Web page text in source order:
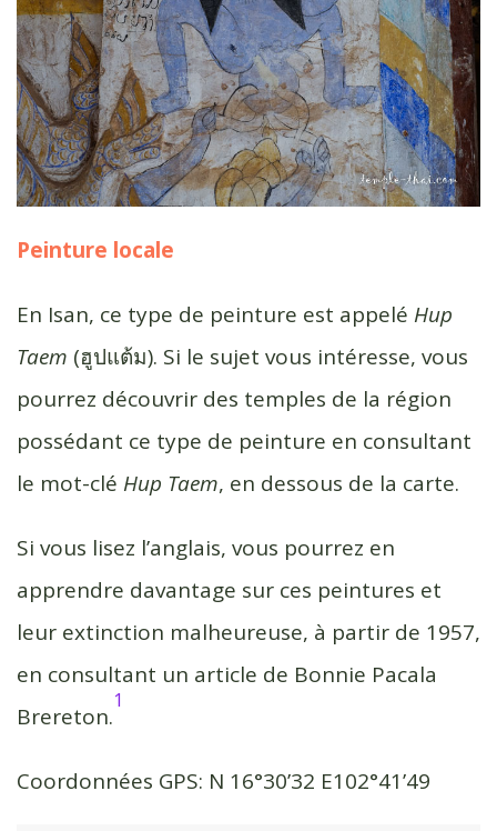
Peinture locale
En Isan, ce type de peinture est appelé Hup
Taem (ฮูปแต้ม). Si le sujet vous intéresse, vous
pourrez découvrir des temples de la région
possédant ce type de peinture en consultant
le mot-clé Hup Taem, en dessous de la carte.
Si vous lisez l’anglais, vous pourrez en
apprendre davantage sur ces peintures et
leur extinction malheureuse, à partir de 1957,
en consultant un article de Bonnie Pacala
Brereton.
1
Coordonnées GPS: N 16°30’32 E102°41’49